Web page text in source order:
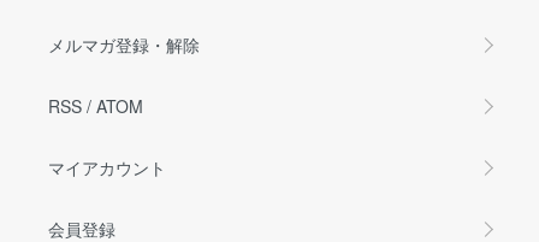
メルマガ登録・解除
RSS / ATOM
マイアカウント
会員登録